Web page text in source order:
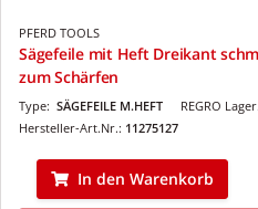
PFERD TOOLS
Sägefeile mit Heft Dreikant
zum Schärfen
REGRO
Type: SÄGEFEILE M.HEFT
Hersteller-Art.Nr.: 11275127
In den Warenkorb